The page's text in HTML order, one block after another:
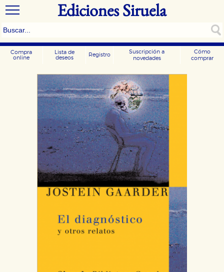
Ediciones Siruela
Compra
online
Lista de
deseos
Registro
Suscripción a
novedades
Cómo
comprar